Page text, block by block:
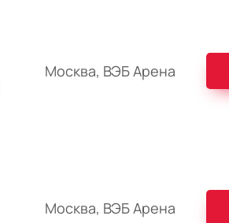
Москва, ВЭБ Арена
Москва, ВЭБ Арена